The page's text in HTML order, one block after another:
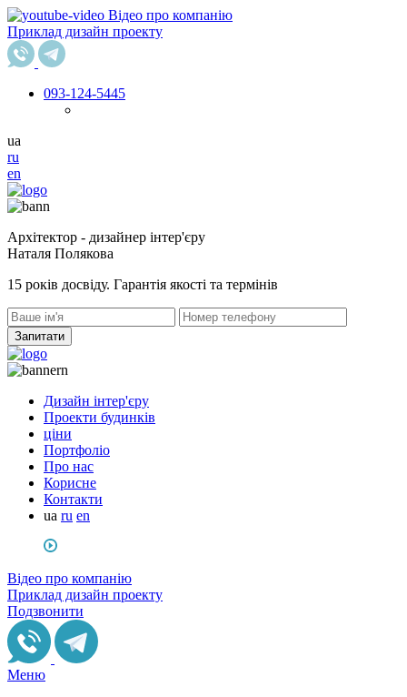
Відео про компанію
Приклад дизайн проекту
093-124-5445
ua
ru
en
Архітектор - дизайнер інтер'єру
Наталя Полякова
15 років досвіду. Гарантія якості та термінів
Запитати
Дизайн інтер'єру
Проекти будинків
ціни
Портфоліо
Про нас
Корисне
Контакти
ua ru en
Відео про компанію
Приклад дизайн проекту
Подзвонити
Меню